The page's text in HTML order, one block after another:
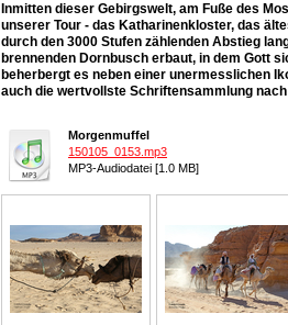
Inmitten dieser Gebirgswelt, am Fuße des
unserer Tour - das Katharinenkloster, das
durch den 3000 Stufen zählenden Abstieg
brennenden Dornbusch erbaut, in dem Gott
beherbergt es neben einer unermesslichen
auch die wertvollste Schriftensammlung
Morgenmuffel
150105_0153.mp3
MP3-Audiodatei [1.0 MB]